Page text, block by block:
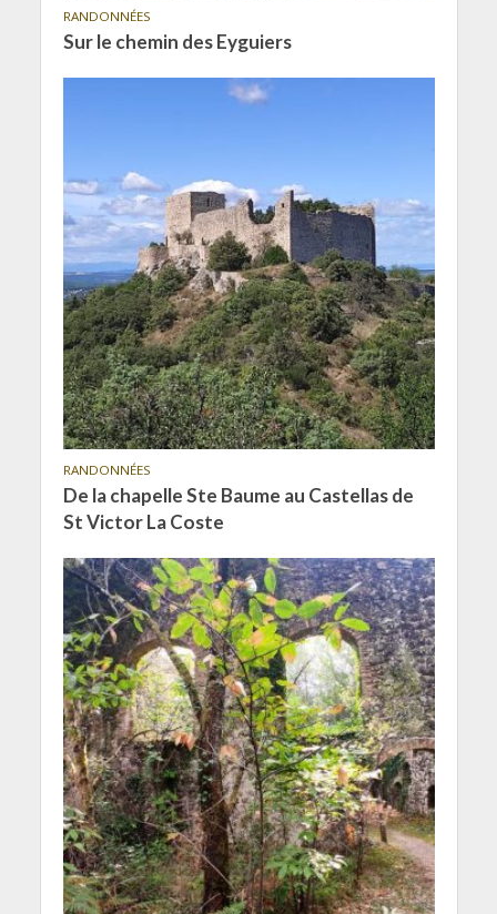
RANDONNÉES
Sur le chemin des Eyguiers
RANDONNÉES
De la chapelle Ste Baume au Castellas de
St Victor La Coste